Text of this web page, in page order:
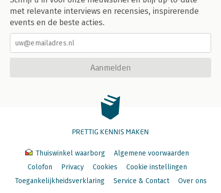
met relevante interviews en recensies, inspirerende
events en de beste acties.
Aanmelden
PRETTIG KENNIS MAKEN
Thuiswinkel waarborg
Algemene voorwaarden
Colofon
Privacy Cookies
Cookie instellingen
Toegankelijkheidsverklaring
Service & Contact Over ons